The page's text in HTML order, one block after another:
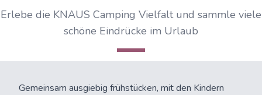
Erlebe die KNAUS Camping Vielfalt und sammle viele
schöne Eindrücke im Urlaub
Gemeinsam ausgiebig frühstücken, mit den Kindern